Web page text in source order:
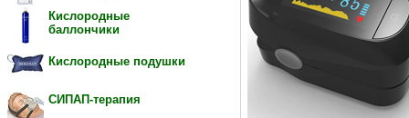
Кислородные
баллончики
Кислородные подушки
СИПАП-терапия